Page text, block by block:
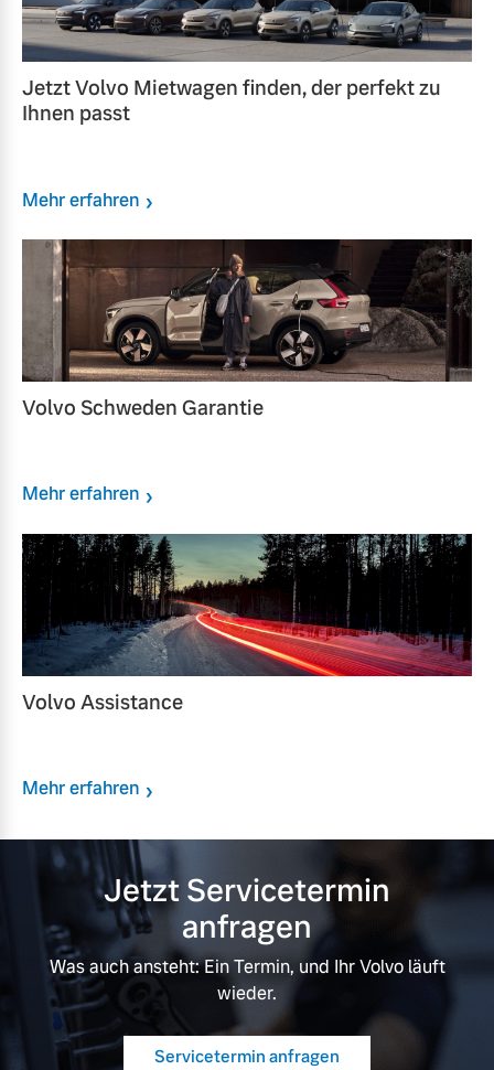
Jetzt Volvo Mietwagen finden, der perfekt zu
Ihnen passt
Mehr erfahren
Volvo Schweden Garantie
Mehr erfahren
Volvo Assistance
Mehr erfahren
Jetzt Servicetermin
anfragen
Was auch ansteht: Ein Termin, und Ihr Volvo läuft
wieder.
Servicetermin anfragen